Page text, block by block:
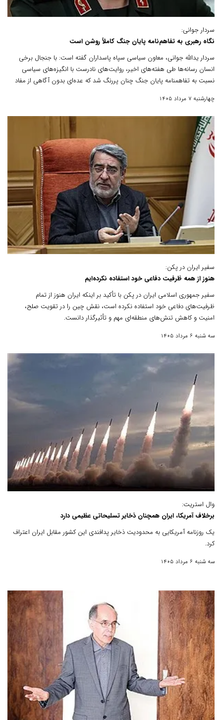
سردار جوانی:
نگاه رهبری به تفاهم‌نامه پایان جنگ کاملاً روشن است
سردار یدالله جوانی، معاون سیاسی سپاه پاسداران گفته است: با جنجال برخی
انسان رسانه‌ها طی هفته‌های اخیر، روایت‌های نادرست با انگیزه‌های سیاسی
نسبت به تفاهمنامه پایان جنگ چنان پررنگ شد که عده‌ای بدون آگاهی از مفاد
موضع‌گیری کرده و حتی در برخی تجمعات شبانه به آتش‌زدن آن روی آورده و
فیلم‌های آن را در پیام‌رسان‌های داخلی منتشر ساختند.
چهارشنبه 7 مرداد 1405
سفیر ایران در پکن:
هنوز از همه ظرفیت دفاعی خود استفاده نکرده‌ایم
سفیر جمهوری اسلامی ایران در پکن با تأکید بر اینکه ایران هنوز از تمام
ظرفیت‌های دفاعی خود استفاده نکرده است، نقش چین را در تقویت صلح،
امنیت و کاهش تنش‌های منطقه‌ای مهم و تأثیرگذار دانست.
سه شنبه 6 مرداد 1405
وال استریت:
برخلاف آمریکا، ایران همچنان ذخایر تسلیحاتی عظیمی دارد
یک روزنامه آمریکایی به محدودیت ذخایر پدافندی این کشور مقابل ایران اعتراف
کرد.
سه شنبه 6 مرداد 1405